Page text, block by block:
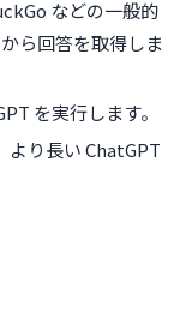
などの一般的
ら回答を取得しま
を実行します。
より長い ChatGPT